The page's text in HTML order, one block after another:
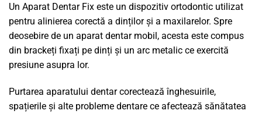
Un Aparat Dentar Fix este un dispozitiv ortodontic utilizat
pentru alinierea corectă a dinților și a maxilarelor. Spre
deosebire de un aparat dentar mobil, acesta este compus
din brackeți fixați pe dinți și un arc metalic ce exercită
presiune asupra lor.
Purtarea aparatului dentar corectează înghesuirile,
spațierile și alte probleme dentare ce afectează sănătatea